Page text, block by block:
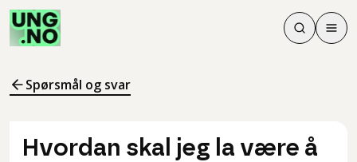
Søk
Søk
Meny
Spørsmål og svar
Hvordan skal jeg la være å